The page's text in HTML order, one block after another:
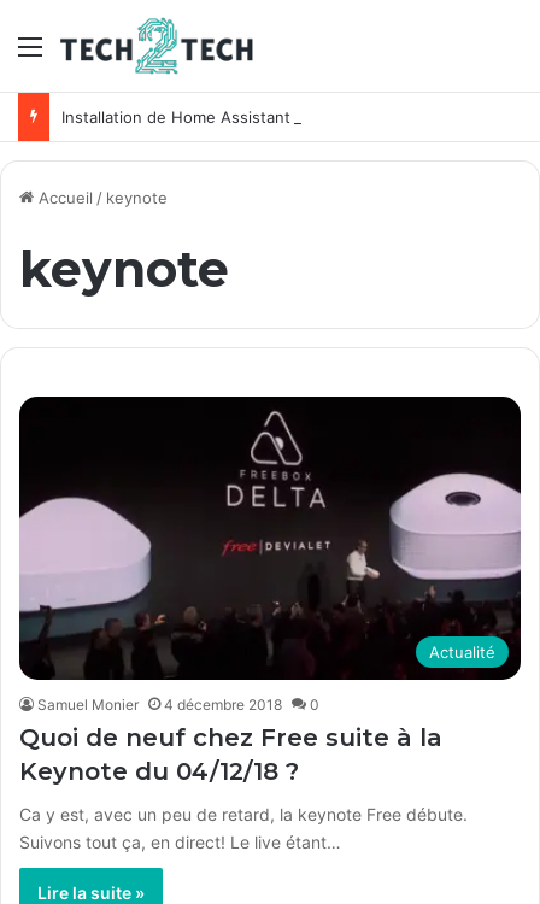
Menu
Installation de Home Assistant sur un NAS Synology
Accueil / keynote
keynote
Actualité
Samuel Monier 4 décembre 2018 0
Quoi de neuf chez Free suite à la
Keynote du 04/12/18 ?
Ca y est, avec un peu de retard, la keynote Free débute.
Suivons tout ça, en direct! Le live étant…
Lire la suite »